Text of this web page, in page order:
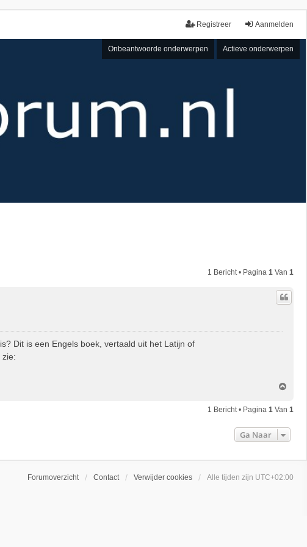
Aanmelden
Registreer
Onbeantwoorde onderwerpen Actieve onderwerpen
1 Bericht • Pagina 1 Van 1
Dit is een Engels boek, vertaald uit het Latijn of
zie:
h
o
1 Bericht • Pagina 1 Van 1
Ga Naar
Forumoverzicht Contact Verwijder cookies Alle tijden zijn UTC+02:00